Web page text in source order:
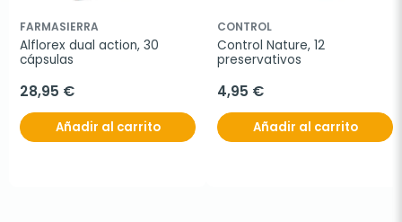
FARMASIERRA
Alflorex dual action, 30
cápsulas
28,95 €
Añadir al carrito
CONTROL
Control Nature, 12
preservativos
4,95 €
Añadir al carrito